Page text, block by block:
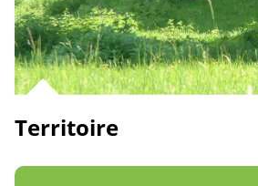
Territoire